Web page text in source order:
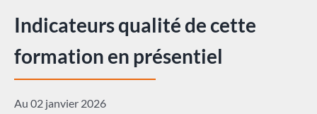
Indicateurs qualité de cette
formation en présentiel
Au 02 janvier 2026